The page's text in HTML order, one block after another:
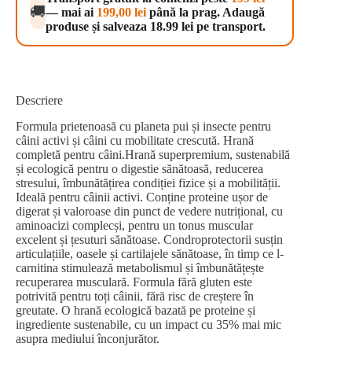
🚚— mai ai 199,00 lei până la prag. Adaugă
produse și salveaza 18.99 lei pe transport.
Descriere
Formula prietenoasă cu planeta pui și insecte pentru
câini activi și câini cu mobilitate crescută. Hrană
completă pentru câini.Hrană superpremium, sustenabilă
și ecologică pentru o digestie sănătoasă, reducerea
stresului, îmbunătățirea condiției fizice și a mobilității.
Ideală pentru câinii activi. Conține proteine ușor de
digerat și valoroase din punct de vedere nutrițional, cu
aminoacizi complecși, pentru un tonus muscular
excelent și țesuturi sănătoase. Condroprotectorii susțin
articulațiile, oasele și cartilajele sănătoase, în timp ce l-
carnitina stimulează metabolismul și îmbunătățește
recuperarea musculară. Formula fără gluten este
potrivită pentru toți câinii, fără risc de creștere în
greutate. O hrană ecologică bazată pe proteine și
ingrediente sustenabile, cu un impact cu 35% mai mic
asupra mediului înconjurător.